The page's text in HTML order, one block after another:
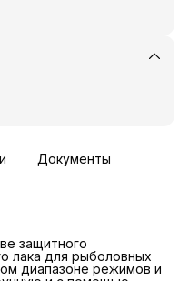
Документы
защитного
лака для рыболовных
диапазоне режимов и